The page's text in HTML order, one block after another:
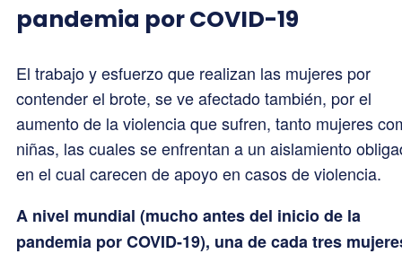
pandemia por COVID-19
El trabajo y esfuerzo que realizan las mujeres por
contender el brote, se ve afectado también, por el
aumento de la violencia que sufren, tanto mujeres
niñas, las cuales se enfrentan a un aislamiento
en el cual carecen de apoyo en casos de violencia.
A nivel mundial (mucho antes del inicio de la
pandemia por COVID-19), una de cada tres